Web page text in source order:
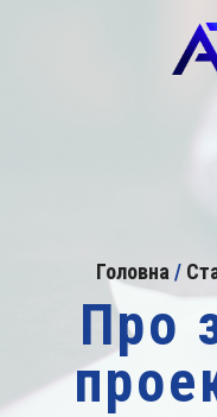
Головна /
Про